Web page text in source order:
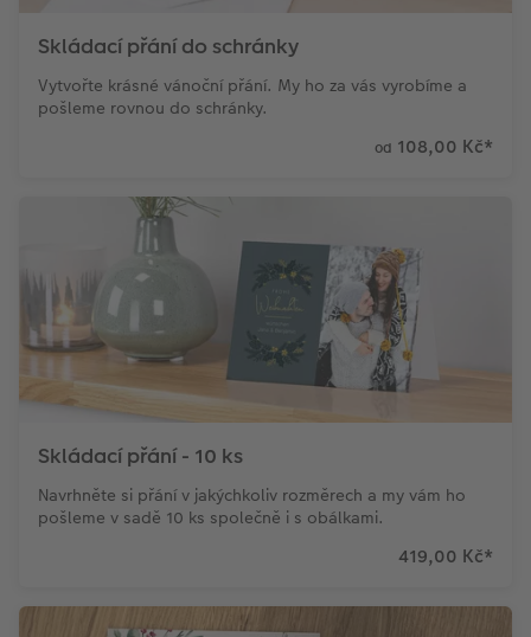
Skládací přání do schránky
Vytvořte krásné vánoční přání. My ho za vás vyrobíme a
pošleme rovnou do schránky.
od 108,00 Kč*
Skládací přání - 10 ks
Navrhněte si přání v jakýchkoliv rozměrech a my vám ho
pošleme v sadě 10 ks společně i s obálkami.
419,00 Kč*